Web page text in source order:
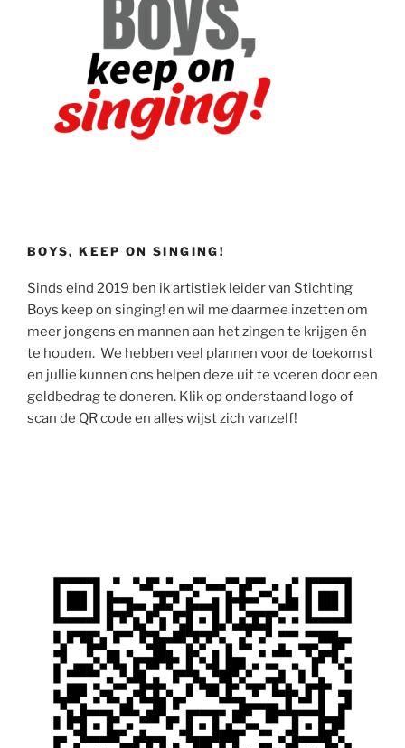
BOYS, KEEP ON SINGING!
Sinds eind 2019 ben ik artistiek leider van Stichting
Boys keep on singing! en wil me daarmee inzetten om
meer jongens en mannen aan het zingen te krijgen én
te houden. We hebben veel plannen voor de toekomst
en jullie kunnen ons helpen deze uit te voeren door een
geldbedrag te doneren. Klik op onderstaand logo of
scan de QR code en alles wijst zich vanzelf!